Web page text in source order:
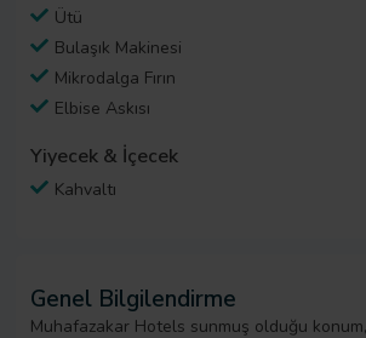
Ütü
Bulaşık Makinesi
Mikrodalga Fırın
Elbise Askısı
Yiyecek & İçecek
Kahvaltı
Genel Bilgilendirme
Muhafazakar Hotels sunmuş olduğu